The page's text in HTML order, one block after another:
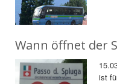
Wann öffnet der
ist